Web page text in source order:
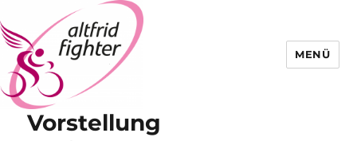
Altfrid Fighter
MENÜ
Vorstellung